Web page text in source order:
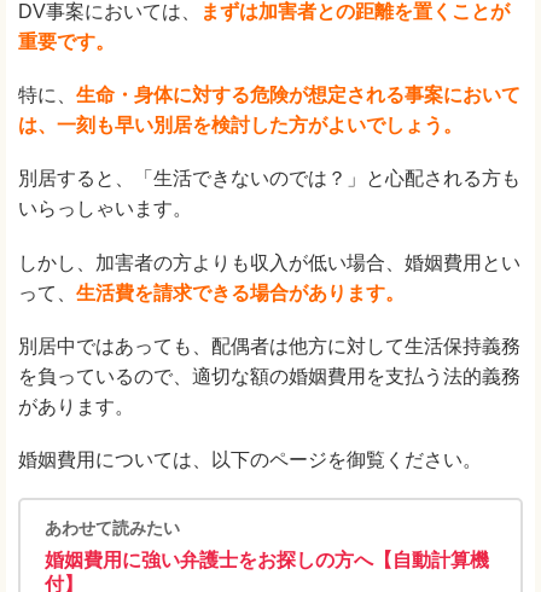
DV事案においては、
まずは加害者との距離を置くことが
重要です。
特に、 生命・身体に対する危険が想定される事案において
は、一刻も早い別居を検討した方がよいでしょう。
別居すると、「生活できないのでは？」と心配される方も
いらっしゃいます。
しかし、加害者の方よりも収入が低い場合、婚姻費用とい
って、 生活費を請求できる場合があります。
別居中ではあっても、配偶者は他方に対して生活保持義務
を負っているので、適切な額の婚姻費用を支払う法的義務
があります。
婚姻費用については、以下のページを御覧ください。
あわせて読みたい
婚姻費用に強い弁護士をお探しの方へ【自動計算機
付】